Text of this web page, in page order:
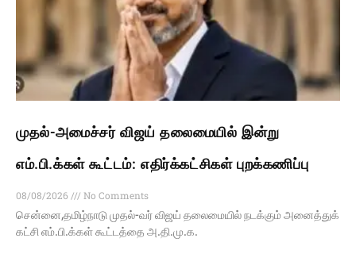
முதல்-அமைச்சர் விஜய் தலைமையில் இன்று
எம்.பி.க்கள் கூட்டம்: எதிர்க்கட்சிகள் புறக்கணிப்பு
08/08/2026
No Comments
சென்னை,தமிழ்நாடு முதல்-வர் விஜய் தலைமையில் நடக்கும் அனைத்துக்
கட்சி எம்.பி.க்கள் கூட்டத்தை அ.தி.மு.க.